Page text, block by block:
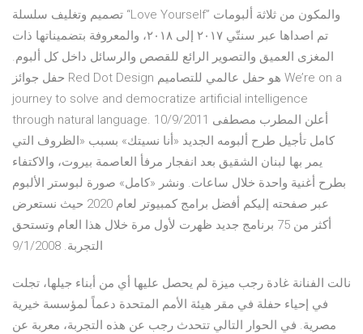
تصميم وتغليف سلسلة “Love Yourself” والمكون من ثلاثة ألبومات
تم اصداها عبر سنتّي ٢٠١٧ إلى ٢٠١٨، والمعروفة بتضميناتها ذات
المغزى العميق والتصوير الرائع للقصص والرسائل داخل كل ألبوم.
حفل جوائز Red Dot Design هو حفل عالمي للتصاميم We’re on a
journey to solve and democratize artificial intelligence
through natural language. 10/9/2011 أعلن المطرب مصطفى
كامل تأجيل طرح ألبومه الجديد «أنا نسيتك» بسبب «الظروف التي
يمر بها لبنان الشقيق بعد انفجار مرفأ العاصمة بيروت، والاكتفاء
بطرح أغنية واحدة خلال ساعات. ونشر «كامل» صورة لبوستر الألبوم
عبر صفحته إليكم أفضل برامج كمبيوتر لعام 2020 حيث نستعرض
أكثر من 75 برنامج جديد ظهرت لأول مرة خلال هذا العام وتستحق
التجربة. 9/1/2008
نالت الفنانة غادة رجب ميزة لم يحصل عليها أي من أبناء جيلها، تجلت
في إحياء حفلة في مقر هيئة الأمم المتحدة دعماً لمؤسسة خيرية
مصرية. في الحوار التالي تتحدث رجب عن هذه التجربة، معربة عن